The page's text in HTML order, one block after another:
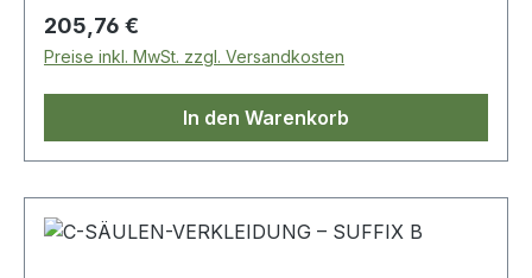
Regulärer Preis:
205,76 €
Preise inkl. MwSt. zzgl. Versandkosten
In den Warenkorb